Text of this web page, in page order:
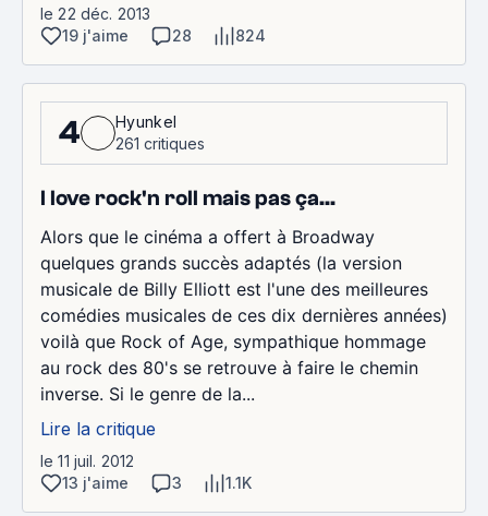
le 22 déc. 2013
19 j'aime
28 824
4
Hyunkel
261 critiques
I love rock'n roll mais pas ça...
Alors que le cinéma a offert à Broadway
quelques grands succès adaptés (la version
musicale de Billy Elliott est l'une des meilleures
comédies musicales de ces dix dernières années)
voilà que Rock of Age, sympathique hommage
au rock des 80's se retrouve à faire le chemin
inverse. Si le genre de la...
Lire la critique
le 11 juil. 2012
13 j'aime
3 1.1K